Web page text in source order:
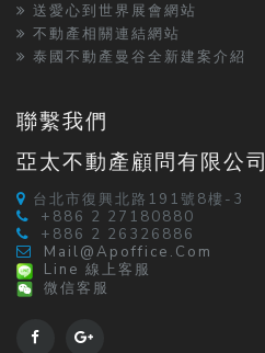
送愛心到世界展會網站
不動產相關連結網站
泰國不動產曼谷全新建案介紹
聯繫我們
亞太不動產顧問有限公司
台北市復興北路191號8樓-3
+886 2 27180880
+886 2 26326886
Mail@apoffice.com
Line 線上客服
微信客服